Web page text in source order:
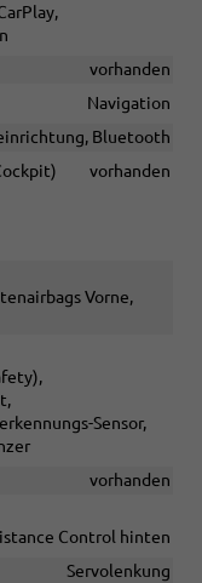
vorhanden
Navigation
Bluetooth
vorhanden
Vorne,
Sensor,
vorhanden
Control hinten
Servolenkung